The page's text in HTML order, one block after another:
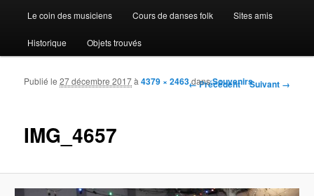
Le coin des musiciens Cours de danses folk Sites amis
Historique Objets trouvés
Navigation des images
← Précédent Suivant →
IMG_4657
Publié le27 décembre 2017à4379 × 2463dansSouvenirs